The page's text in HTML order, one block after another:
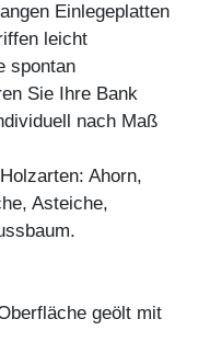
Einlegeplatten
leicht
spontan
Sie Ihre Bank
nach Maß
Ahorn,
Asteiche,
geölt mit